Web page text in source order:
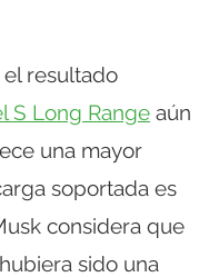
resultado
S Long Range aún
una mayor
soportada es
considera que
sido una